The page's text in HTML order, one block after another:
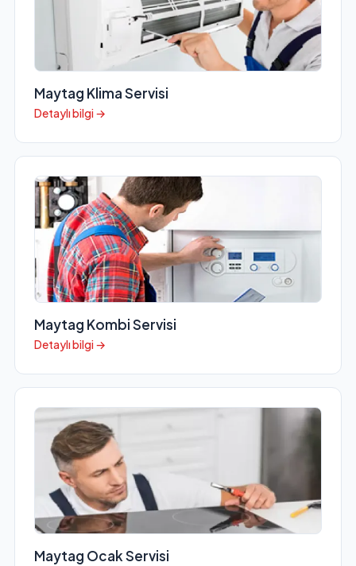
Maytag Klima Servisi
Detaylı bilgi →
Maytag Kombi Servisi
Detaylı bilgi →
Maytag Ocak Servisi